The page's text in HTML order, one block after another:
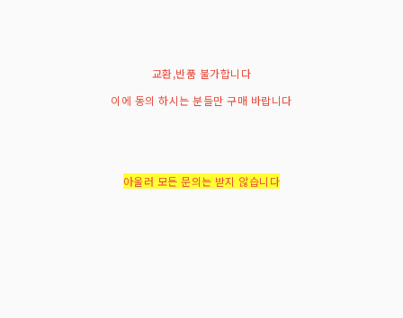
교환,반품 불가합니다
이에 동의 하시는 분들만 구매 바랍니다
아울러 모든 문의는 받지 않습니다